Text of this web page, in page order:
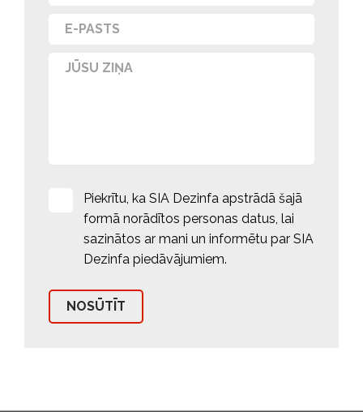
Piekrītu, ka SIA Dezinfa apstrādā šajā
formā norādītos personas datus, lai
sazinātos ar mani un informētu par SIA
Dezinfa piedāvājumiem.